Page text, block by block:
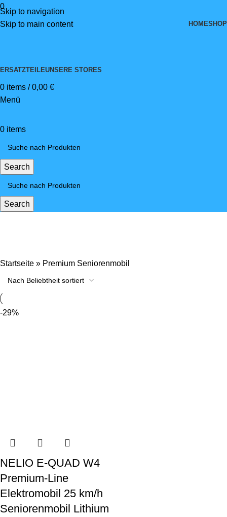
Skip to navigation
Skip to main content
0
HOMESHOP
ERSATZTEILEUNSERE STORES
0 items / 0,00 €
Menü
0 items
Search
Search
Startseite » Premium Seniorenmobil
-29%
NELIO E-QUAD W4
Premium-Line
Elektromobil 25 km/h
Seniorenmobil Lithium